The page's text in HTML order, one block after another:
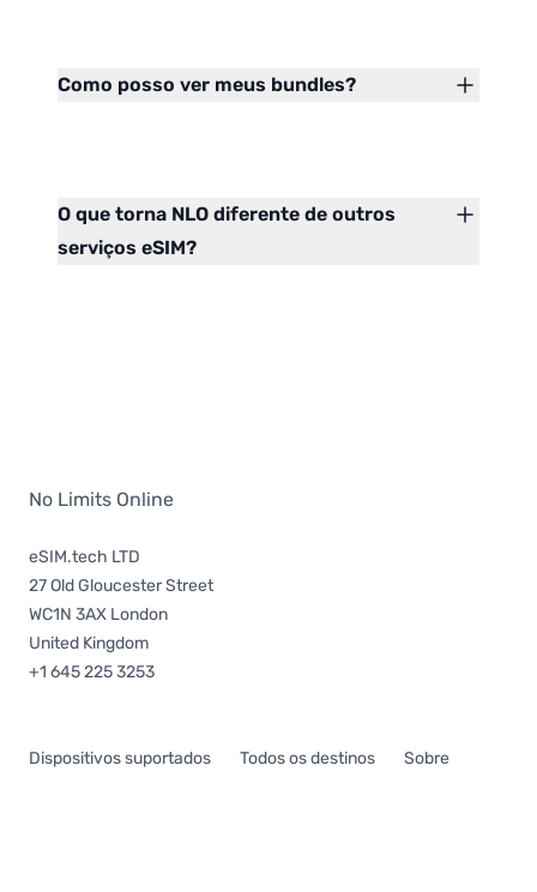
Como posso ver meus bundles?
O que torna NLO diferente de outros
serviços eSIM?
No Limits Online
eSIM.tech LTD
27 Old Gloucester Street
WC1N 3AX London
United Kingdom
+1 645 225 3253
Dispositivos suportados Todos os destinos Sobre